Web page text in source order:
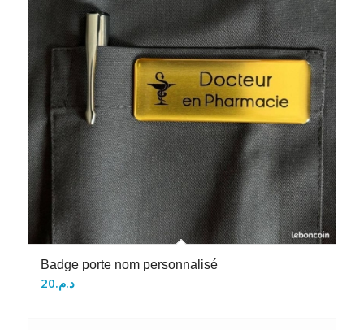
Badge porte nom personnalisé
د.م.20